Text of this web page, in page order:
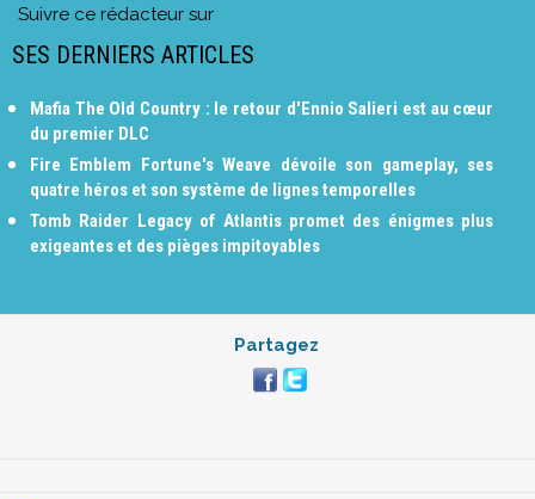
Suivre ce rédacteur sur
SES DERNIERS ARTICLES
Mafia The Old Country : le retour d'Ennio Salieri est au cœur
du premier DLC
Fire Emblem Fortune's Weave dévoile son gameplay, ses
quatre héros et son système de lignes temporelles
Tomb Raider Legacy of Atlantis promet des énigmes plus
exigeantes et des pièges impitoyables
Partagez